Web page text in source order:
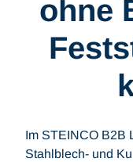
ohne
Im STEINCO B2B
Stahlblech- und